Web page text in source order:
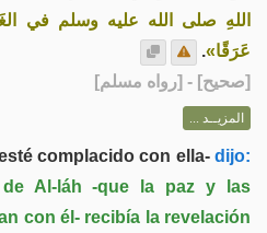
اللهِ صلى الله عليه وسلم في
عَرَقًا».
[صحيح] - [رواه مسلم]
المزيــد ...
complacido con ella-dijo:
de Al-láh -que la paz y las
con él- recibía la revelación